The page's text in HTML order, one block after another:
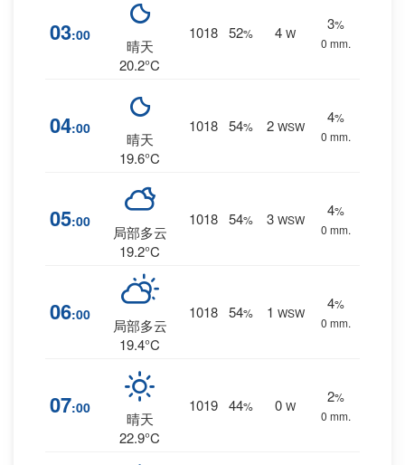
03:00
晴天
20.2°C
1018 52% 4 W
3%
0 mm.
04:00
晴天
19.6°C
1018 54% 2 WSW
4%
0 mm.
05:00
局部多云
19.2°C
1018 54% 3 WSW
4%
0 mm.
06:00
局部多云
19.4°C
1018 54% 1 WSW
4%
0 mm.
07:00
晴天
22.9°C
1019 44% 0 W
2%
0 mm.